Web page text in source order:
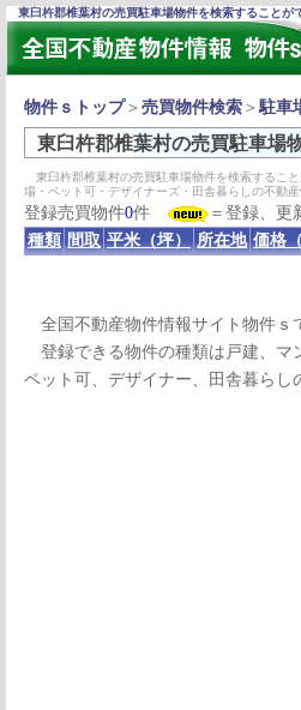
東臼杵郡椎葉村の売買駐車場物件を検索することが
物件ｓトップ＞ 売買物件検索 ＞駐車
東臼杵郡椎葉村の売買駐車場
東臼杵郡椎葉村の売買駐車場物件を検索するこ
場・ペット可・デザイナーズ・田舎暮らしの不動
登録売買物件0件
＝登録、更
種類 間取 平米（坪） 所在地 価格
全国不動産物件情報サイト物件ｓ
登録できる物件の種類は戸建、マ
ペット可、デザイナー、田舎暮らし